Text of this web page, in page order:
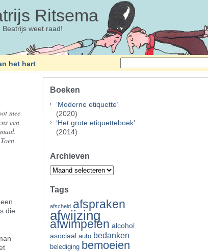
Ritsema
weet raad!
naar:
het hart
mee
een
die
Boeken
‘Moderne etiquette’
(2020)
‘Het grote etiquetteboek’
(2014)
Archieven
Archieven
Tags
afscheid afspraken
afwijzing
afwimpelen alcohol
asociaal auto bedanken
belediging bemoeien